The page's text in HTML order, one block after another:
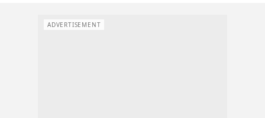
ADVERTISEMENT